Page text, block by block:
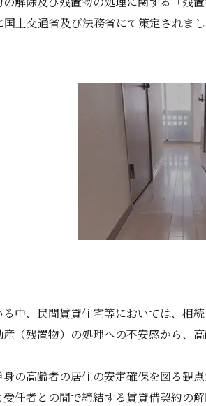
土交通省及び法務省にて策定されまし
中、民間賃貸住宅等においては、相
（残置物）の処理への不安感から、
の高齢者の居住の安定確保を図る観
任者との間で締結する賃貸借契約の